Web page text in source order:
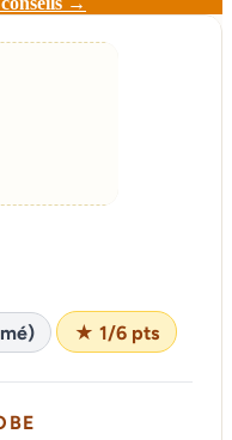
★ 1/6 pts